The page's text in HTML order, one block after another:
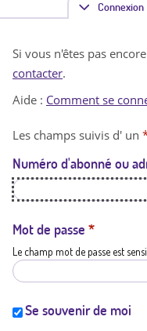
Connexion(
n
t
t
i
Si vous n'êtes pas
contacter.
Aide : Comment se
Les champs suivis d' un
Numéro d'abonné ou
Mot de passe *
Le champ mot de passe est
Se souvenir de moi